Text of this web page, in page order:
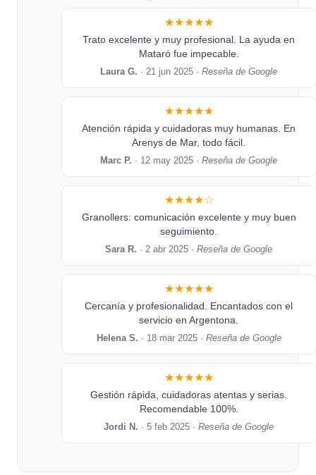
★★★★★
Trato excelente y muy profesional. La ayuda en
Mataró fue impecable.
Laura G. · 21 jun 2025 ·Reseña de Google
★★★★★
Atención rápida y cuidadoras muy humanas. En
Arenys de Mar, todo fácil.
Marc P. · 12 may 2025 ·Reseña de Google
★★★★☆
Granollers: comunicación excelente y muy buen
seguimiento.
Sara R. · 2 abr 2025 ·Reseña de Google
★★★★★
Cercanía y profesionalidad. Encantados con el
servicio en Argentona.
Helena S. · 18 mar 2025 · Reseña de Google
★★★★★
Gestión rápida, cuidadoras atentas y serias.
Recomendable 100%.
Jordi N. · 5 feb 2025 ·Reseña de Google